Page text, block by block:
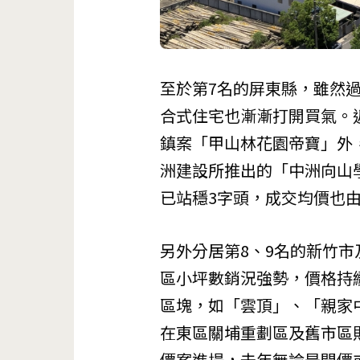
至於第7名的屏東縣，雖然
合式住宅也漸漸打開買氣
鎮案「甲山林花園帝寶」
洲建設所推出的「中洲向
已站穩3字頭，成交均價也
另外分居第8、9名的新竹
區小坪數銷況強勢，價格
區塊，如「雲頂」、「親
在東區關埔重劃區及舊市